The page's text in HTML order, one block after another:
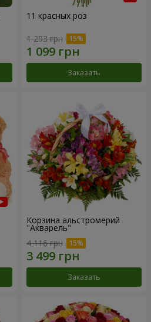
11 красных роз
1 293 грн
Заказать
Корзина альстромерий
"Акварель"
4 116 грн
Заказать